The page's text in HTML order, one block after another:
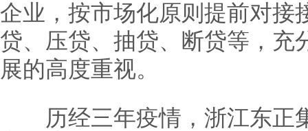
企业，按市场化原则提前对接
贷、压贷、抽贷、断贷等，充
展的高度重视。
历经三年疫情，浙江东正